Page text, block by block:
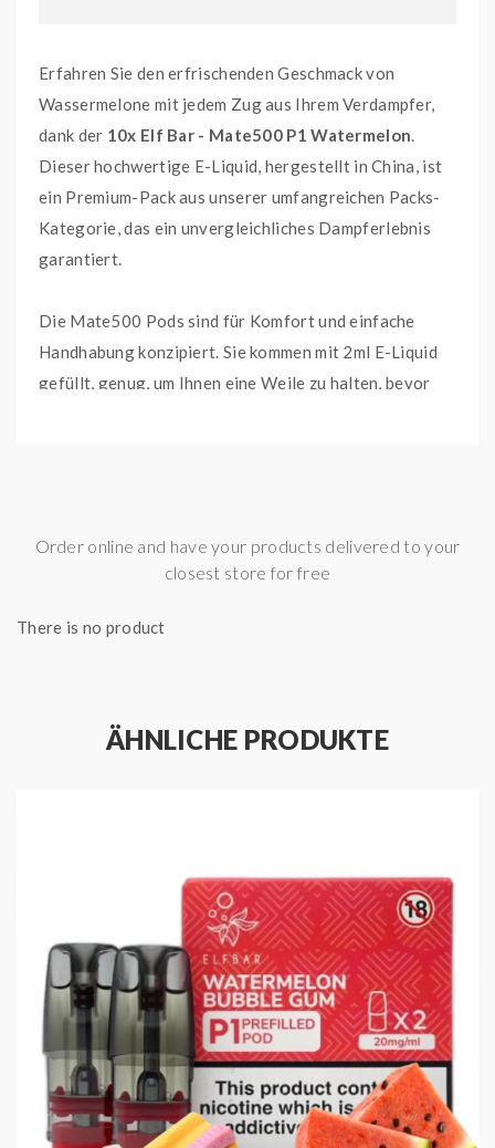
Erfahren Sie den erfrischenden Geschmack von
Wassermelone mit jedem Zug aus Ihrem Verdampfer,
dank der 10x Elf Bar - Mate500 P1 Watermelon.
Dieser hochwertige E-Liquid, hergestellt in China, ist
ein Premium-Pack aus unserer umfangreichen Packs-
Kategorie, das ein unvergleichliches Dampferlebnis
garantiert.
Die Mate500 Pods sind für Komfort und einfache
Handhabung konzipiert. Sie kommen mit 2ml E-Liquid
gefüllt, genug, um Ihnen eine Weile zu halten, bevor
angenehmes Dampfen ermöglicht.
ein schickes Dampfgerät, sondern auch eine exquisite
macht die10x Elf Bar - Mate500 P1 Watermelon
einem Favoriten unter unseren Nutzern, die etwas
Aber das ist noch nicht alles. Mit einem 10er-Pack
gehen Ihnen Ihr Lieblings-E-Liquid nie aus. Sie können
den köstlichen Geschmack von Wassermelone länger
genießen, ohne sich um Nachfüllungen kümmern zu
müssen. Dieses Produkt ist ein Flag-Pack, was es zu
einem ausgezeichneten Preis-Leistungs-Verhältnis
macht.
Verpassen Sie nicht die Chance, Ihr Dampferlebnis mit
Order online and have your products delivered to your
closest store for free
There is no product
ÄHNLICHE PRODUKTE